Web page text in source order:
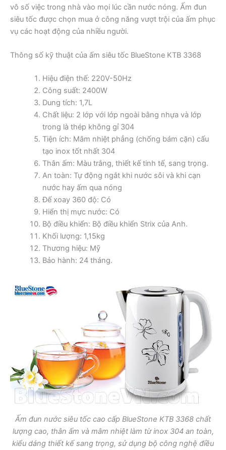
vô số việc trong nhà vào mọi lúc cần nước nóng. Ấm đun
siêu tốc được chọn mua ở công năng vượt trội của ấm phục
vụ các hoạt động của nhiều người.
Thông số kỹ thuật của ấm siêu tốc BlueStone KTB 3368
Hiệu điện thế: 220V-50Hz
Công suất: 2400W
Dung tích: 1,7L
Chất liệu: 2 lớp với lớp ngoài bằng nhựa và lớp
trong là thép không gỉ 304
Tiện ích: Mâm nhiệt phẳng (chống bám cặn) cấu
tạo inox tốt nhất 304
Thân ấm: Màu trắng, thiết kế tinh tế, sang trọng.
An toàn: Tự động ngắt khi nước sôi và khi cạn
nước hay ấm qua nóng
Đế xoay 360 độ: Có
Hiển thị mực nước: Có
Bộ điều khiển: Bộ điều khiển Strix của Anh.
Khối lượng: 1,15kg
Thương hiệu: Mỹ
Bảo hành: 24 tháng.
Ấm đun nước siêu tốc cao cấp BlueStone KTB 3368 chất
lượng cao, thân ấm và mâm nhiệt làm từ inox 304 an toàn,
kiểu dáng thiết kế sang trọng, sử dụng bộ công nghệ điều